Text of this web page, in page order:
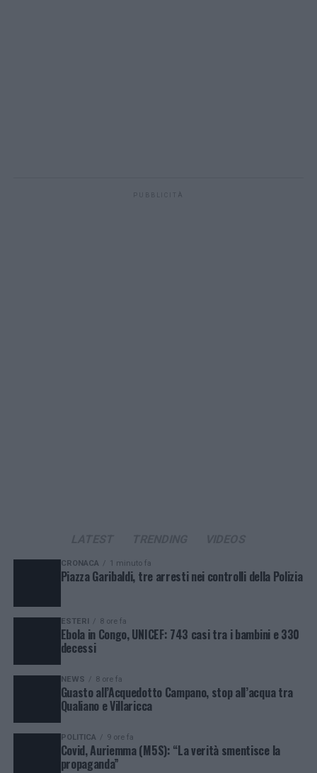
PUBBLICITÀ
CRONACA 1 minuto fa
Piazza Garibaldi, tre arresti nei controlli della Polizia
ESTERI 8 ore fa
Ebola in Congo, UNICEF: 743 casi tra i bambini e 330
decessi
NEWS 8 ore fa
Guasto all’Acquedotto Campano, stop all’acqua tra
Qualiano e Villaricca
POLITICA 9 ore fa
Covid, Auriemma (M5S): “La verità smentisce la
propaganda”